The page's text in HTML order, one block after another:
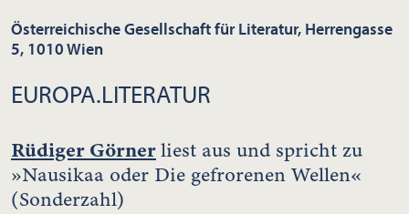
Österreichische Gesellschaft für Literatur, Herrengasse
5, 1010 Wien
EUROPA.LITERATUR
Rüdiger Görnerliest aus und spricht zu
»Nausikaa oder Die gefrorenen Wellen«
(Sonderzahl)